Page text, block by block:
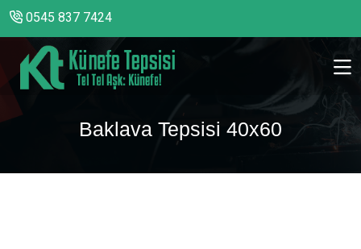
0545 837 7424
Baklava Tepsisi 40x60